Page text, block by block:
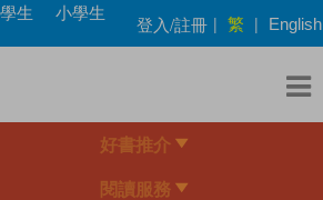
生
小學生
登入/註冊 | 繁 | English
好書推介
閱讀服務